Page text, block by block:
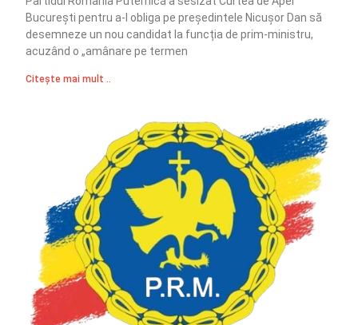
București pentru a-l obliga pe președintele Nicușor Dan să
desemneze un nou candidat la funcția de prim-ministru,
acuzând o „amânare pe termen
Citește mai mult ..